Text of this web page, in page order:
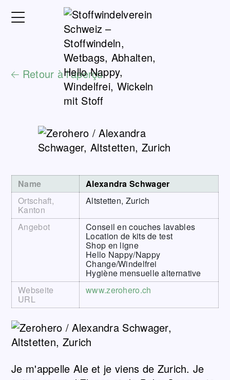
Retour à l'aperçu
Name
Alexandra Schwager
Ortschaft,
Kanton
Altstetten, Zurich
Angebot Conseil en couches lavables
Location de kits de test
Shop en ligne
Hello Nappy/Nappy
Change/Windelfrei
Hygiène mensuelle alternative
Webseite
URL
www.zerohero.ch
Je m'appelle Ale et je viens de Zurich. Je